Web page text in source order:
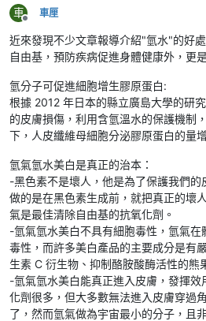
車
離線
車厘
近來發現不少文章報導介紹"氫水"的好
自由基，預防疾病促進身體健康外，更
氫分子可促進細胞增生膠原蛋白:
根據 2012 年日本的縣立廣島大學的研
的皮膚損傷，利用含氫溫水的保護機制
下，人皮纖維母細胞分泌膠原蛋白的量
氫氣氫水美白是真正的治本：
-黑色素不是壞人，他是為了保護我們
做的是在黑色素生成前，就把真正的壞
氣是最佳清除自由基的抗氧化劑。
-氫氣氫水美白不具有細胞毒性，氫氣在
毒性，而許多美白產品的主要成分是有
生素 C 衍生物、抑制酪胺酸酶活性的熊
-氫氣氫水美白能真正進入皮膚，發揮效
化劑很多，但大多數無法進入皮膚穿過
了，然而氫氣做為宇宙最小的分子，且